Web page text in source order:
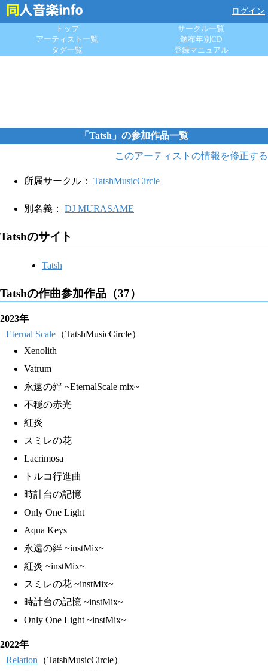
ログイン
トップ
サークル一覧
アーティスト一覧
頒布年別CD
タグ一覧
登録マニュアル
「Tatsh」の参加作品一覧
このアーティストの情報を修正する
所属サークル： TatshMusicCircle
別名義： DJ MURASAME
Tatshのサイト
Tatsh
Tatshの作曲参加作品（37）
2023年
Eternal Scale （TatshMusicCircle）
Xenolith
Vatrum
永遠の絆 ~EternalScale mix~
不穏の赤光
紅炎
スミレの花
Lacrimosa
トルコ行進曲
時計台の記憶
Only One Light
Aqua Keys
永遠の絆 ~instMix~
紅炎 ~instMix~
スミレの花 ~instMix~
時計台の記憶 ~instMix~
Only One Light ~instMix~
2022年
Relation （TatshMusicCircle）